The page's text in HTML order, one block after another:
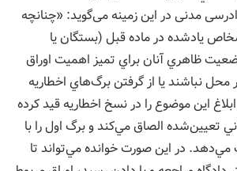
دادرسی مدنی در این زمینه می‌گوید: «چنانچه
يادشده در ماده قبل (بستگان يا
‌ظاهري آنان براي تميز اهميت اوراق
نباشند يا از گرفتن برگ‌هاي اخطاريه
اين‌ موضوع را در نسخ اخطاريه قيد کرده
تعيين‌شده الصاق مي‌كند و برگ اول را با
مي‌دهد. در اين‌ صورت‌ خوانده مي‌تواند تا